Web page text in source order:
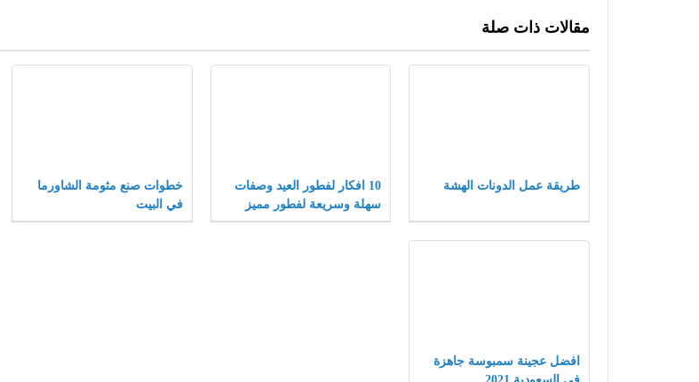
مقالات ذات صلة
طريقة عمل الدونات الهشة
10 افكار لفطور العيد وصفات
سهلة وسريعة لفطور مميز
خطوات صنع مثومة الشاورما
في البيت
افضل عجينة سمبوسة جاهزة